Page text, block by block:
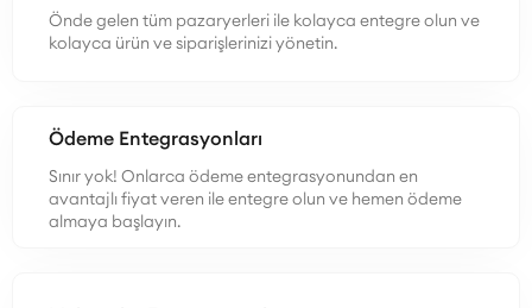
Önde gelen tüm pazaryerleri ile kolayca entegre olun ve
kolayca ürün ve siparişlerinizi yönetin.
Ödeme Entegrasyonları
Sınır yok! Onlarca ödeme entegrasyonundan en
avantajlı fiyat veren ile entegre olun ve hemen ödeme
almaya başlayın.